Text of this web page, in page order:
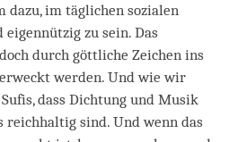
im täglichen sozialen
eigennützig zu sein. Das
durch göttliche Zeichen ins
werden. Und wie wir
dass Dichtung und Musik
reichhaltig sind. Und wenn das